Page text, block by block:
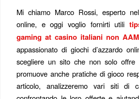
Mi chiamo Marco Rossi, esperto
online, e oggi voglio fornirti utili
gaming at casino italiani non
appassionato di giochi d’azzardo
scegliere un sito che non solo offre
promuove anche pratiche di gioco
articolo, analizzeremo vari siti di